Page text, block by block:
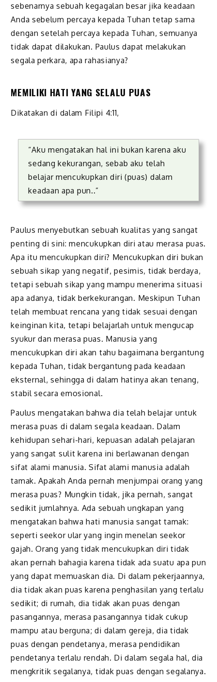
sebenarnya sebuah kegagalan besar jika keadaan
Anda sebelum percaya kepada Tuhan tetap sama
dengan setelah percaya kepada Tuhan, semuanya
tidak dapat dilakukan. Paulus dapat melakukan
segala perkara, apa rahasianya?
MEMILIKI HATI YANG SELALU PUAS
Dikatakan di dalam Filipi 4:11,
“Aku mengatakan hal ini bukan karena aku
sedang kekurangan, sebab aku telah
belajar mencukupkan diri (puas) dalam
keadaan apa pun..”
Paulus menyebutkan sebuah kualitas yang sangat
penting di sini: mencukupkan diri atau merasa puas.
Apa itu mencukupkan diri? Mencukupkan diri bukan
sebuah sikap yang negatif, pesimis, tidak berdaya,
tetapi sebuah sikap yang mampu menerima situasi
apa adanya, tidak berkekurangan. Meskipun Tuhan
telah membuat rencana yang tidak sesuai dengan
keinginan kita, tetapi belajarlah untuk mengucap
syukur dan merasa puas. Manusia yang
mencukupkan diri akan tahu bagaimana bergantung
kepada Tuhan, tidak bergantung pada keadaan
eksternal, sehingga di dalam hatinya akan tenang,
stabil secara emosional.
Paulus mengatakan bahwa dia telah belajar untuk
merasa puas di dalam segala keadaan. Dalam
kehidupan sehari-hari, kepuasan adalah pelajaran
yang sangat sulit karena ini berlawanan dengan
sifat alami manusia. Sifat alami manusia adalah
tamak. Apakah Anda pernah menjumpai orang yang
merasa puas? Mungkin tidak, jika pernah, sangat
sedikit jumlahnya. Ada sebuah ungkapan yang
mengatakan bahwa hati manusia sangat tamak:
seperti seekor ular yang ingin menelan seekor
gajah. Orang yang tidak mencukupkan diri tidak
akan pernah bahagia karena tidak ada suatu apa pun
yang dapat memuaskan dia. Di dalam pekerjaannya,
dia tidak akan puas karena penghasilan yang terlalu
sedikit; di rumah, dia tidak akan puas dengan
pasangannya, merasa pasangannya tidak cukup
mampu atau berguna; di dalam gereja, dia tidak
puas dengan pendetanya, merasa pendidikan
pendetanya terlalu rendah. Di dalam segala hal, dia
mengkritik segalanya, tidak puas dengan segalanya.